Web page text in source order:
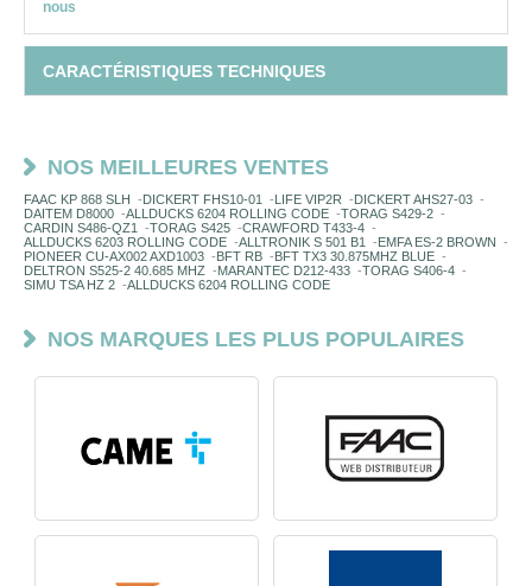
nous
CARACTÉRISTIQUES TECHNIQUES
NOS MEILLEURES VENTES
FAAC KP 868 SLH -DICKERT FHS10-01 -LIFE VIP2R -DICKERT AHS27-03 -
DAITEM D8000 -ALLDUCKS 6204 ROLLING CODE -TORAG S429-2 -
CARDIN S486-QZ1
-TORAG S425 -CRAWFORD T433-4 -
ALLDUCKS 6203 ROLLING CODE -ALLTRONIK S 501 B1 -EMFA ES-2 BROWN -
PIONEER CU-AX002 AXD1003 -BFT RB -BFT TX3 30.875MHZ BLUE -
DELTRON S525-2 40.685 MHZ -MARANTEC D212-433 -TORAG S406-4 -
SIMU TSA HZ 2 -ALLDUCKS 6204 ROLLING CODE
NOS MARQUES LES PLUS POPULAIRES